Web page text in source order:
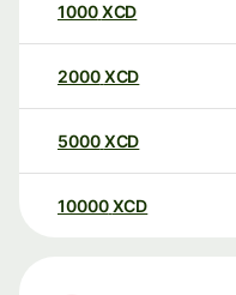
1000XCD
2000XCD
5000XCD
10000 XCD